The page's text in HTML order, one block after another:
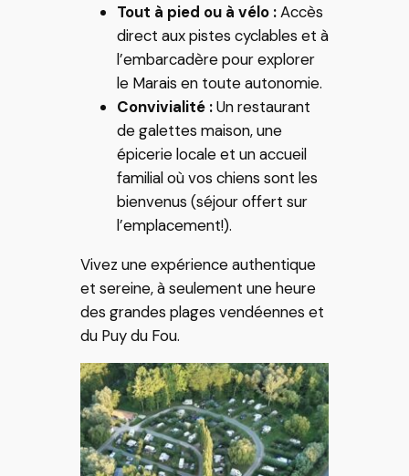
Tout à pied ou à vélo :Accès
direct aux pistes cyclables et à
l’embarcadère pour explorer
le Marais en toute autonomie.
Convivialité :Un restaurant
de galettes maison, une
épicerie locale et un accueil
familial où vos chiens sont les
bienvenus (séjour offert sur
l’emplacement!).
Vivez une expérience authentique
et sereine, à seulement une heure
des grandes plages vendéennes et
du Puy du Fou.